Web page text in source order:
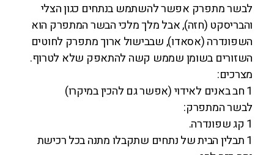
לבשר מתפרק אפשר להשתמש בנתחים כגון הצלי
והבריסקט (חזה), אבל מלך מלכי הבשר המתפרק הוא
השפונדרה (אסאדו), שבבישול ארוך מתפרק לחוטים
השזורים בשומן שממש קשה להתאפק שלא לטרוף.
מצרכים:
1 חב באנים לאידוי (אפשר גם להכין במיקרו)
לבשר המתפרק:
1 קג שפונדרה.
1 תבלין הבית של נתחים שתקבלו מתנה בכל רכישת